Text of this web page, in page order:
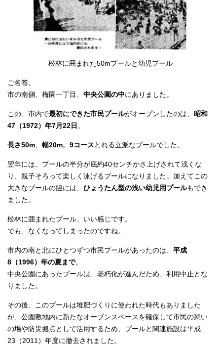
松林に囲まれた50mプールと幼児プール
ご名答。
市の南側、梅園一丁目、 中央公園の中にありました。
この、市内で最初にできた市民プールがオープンしたのは、 昭和
47（1972）年7月22日 。
長さ50m 幅20m。 9コース とれる立派なプールでした。
翌年には、プールの半分が底約40センチかさ上げされて浅くな
り、親子そろって楽しく泳げるプールになりました。加えてこの
大きなプールの脇には、 ひょうたん型の浅い幼児用プールもでき
ました。
松林に囲まれたプール、いい感じです。
でも、なくなってしまったのですね。
市内の南と北にひとつずつ市民プールがあったのは、 平成
8（1996）年の夏まで。
中央公園にあったプールは、老朽化が進んだため、利用中止とな
りました。
その後、このプールは堆肥づくりに使われた時代もありました
が、公園敷地内に新たなオープンスペースを確保して市民の憩い
の場や防災拠点として活用するため、プールと関連施設は平成
23（2011）年度に撤去されました。